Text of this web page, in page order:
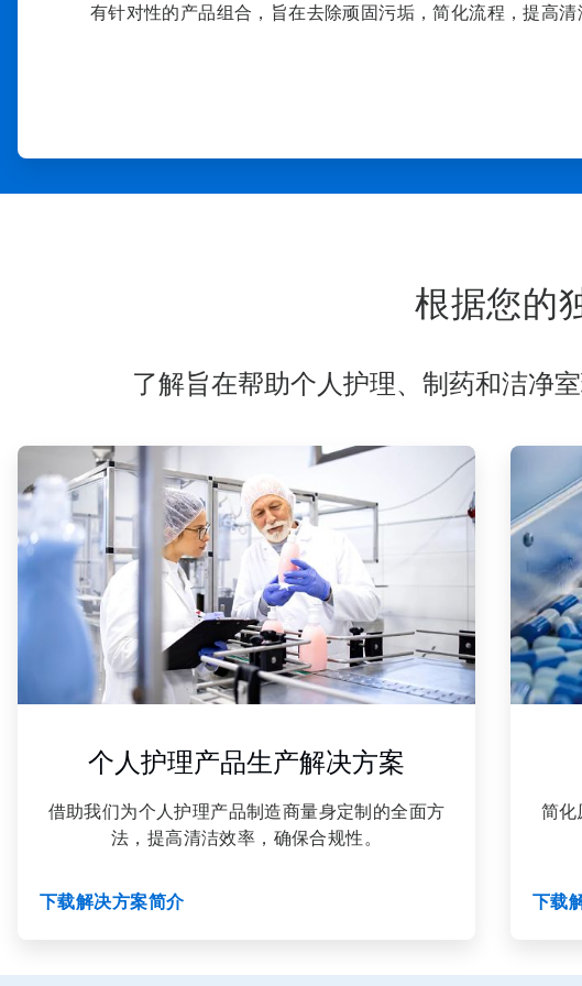
有针对性的产品组合，旨在去除顽固污垢，简化流程，提高清
根据您的
了解旨在帮助个人护理、制药和洁净
，
共
3
个人护理产品生产解决方案
借助我们为个人护理产品制造商量身定制的全面方
法，提高清洁效率，确保合规性。
下载解决方案简介
简化
下载